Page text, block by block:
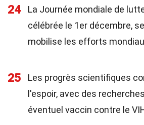
24
La Journée mondiale de
célébrée le 1er décembre,
mobilise les efforts
25
Les progrès scientifiques
l'espoir, avec des
éventuel vaccin contre le